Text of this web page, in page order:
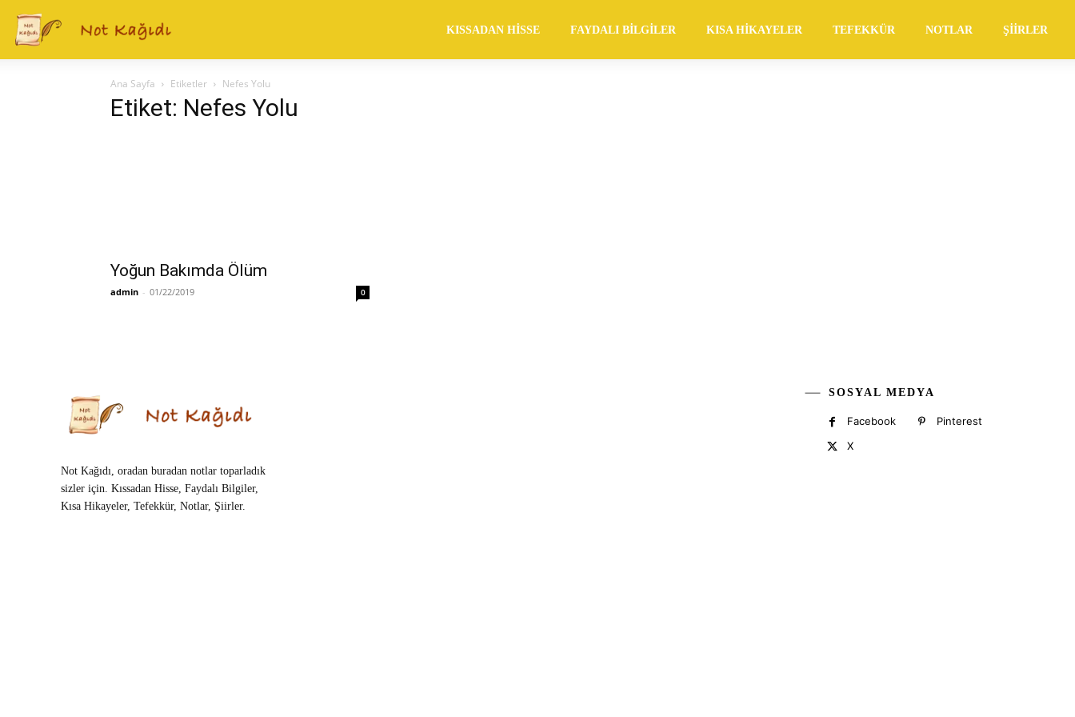
KISSADAN HISSE FAYDALI BILGILER KISA HIKAYELER TEFEKKÜR NOTLAR ŞIIRLER
Ana Sayfa Etiketler Nefes Yolu
Etiket: Nefes Yolu
Yoğun Bakımda Ölüm
admin - 01/22/2019 0
Not Kağıdı, oradan buradan notlar toparladık
sizler için. Kıssadan Hisse, Faydalı Bilgiler,
Kısa Hikayeler, Tefekkür, Notlar, Şiirler.
SOSYAL MEDYA
Facebook
Pinterest
X